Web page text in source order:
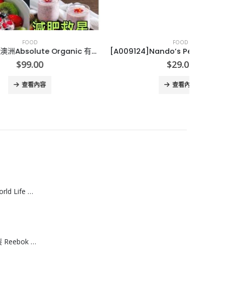
[A005073]澳洲Absolute Organic 有機奇亞籽1.5KG [A009124]Nando’s Peri-Peri 醃肉粉/調味粉25g
[J608061]日本World Life 力去漬彩漂粉 20g *15包
[T608064]台灣製 Reebok 棉質運動船襪 （3入組）